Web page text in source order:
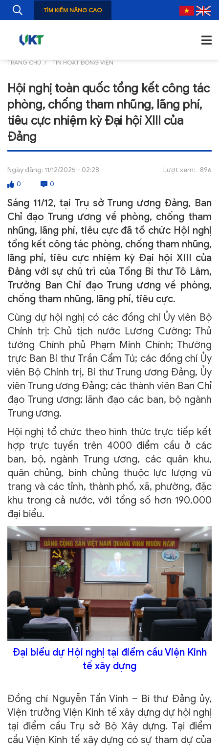
GIỚI THIỆU
TIN TỨC
NGHIÊN CỨU
TƯ VẤN
THÔNG TIN CÔNG BỐ
TRA CỨU VĂN BẢN
TRAO ĐỔI
TÌM KIẾM NÂNG CAO
TRANG CHỦ TIN HOẠT ĐỘNG VIỆN
Hội nghị toàn quốc tổng kết công tác
phòng, chống tham nhũng, lãng phí,
tiêu cực nhiệm kỳ Đại hội XIII của
Đảng
Ngày đăng: 11/12/2025 - 02:28 Lượt xem:
896
0
0
Sáng 11/12, tại Trụ sở Trung ương Đảng, Ban
Chỉ đạo Trung ương về phòng, chống tham
nhũng, lãng phí, tiêu cực đã tổ chức Hội nghị
tổng kết công tác phòng, chống tham nhũng,
lãng phí, tiêu cực nhiệm kỳ Đại hội XIII của
Đảng với sự chủ trì của Tổng Bí thư Tô Lâm,
Trưởng Ban Chỉ đạo Trung ương về phòng,
chống tham nhũng, lãng phí, tiêu cực.
Cùng dự hội nghị có các đồng chí Ủy viên Bộ
Chính trị: Chủ tịch nước Lương Cường; Thủ
tướng Chính phủ Phạm Minh Chính; Thường
trực Ban Bí thư Trần Cẩm Tú; các đồng chí Ủy
viên Bộ Chính trị, Bí thư Trung ương Đảng, Ủy
viên Trung ương Đảng; các thành viên Ban Chỉ
đạo Trung ương; lãnh đạo các ban, bộ ngành
Trung ương.
Hội nghị tổ chức theo hình thức trực tiếp kết
hợp trực tuyến trên 4000 điểm cầu ở các
ban, bộ, ngành Trung ương, các quân khu,
quân chủng, binh chủng thuộc lực lượng vũ
trang và các tỉnh, thành phố, xã, phường, đặc
khu trong cả nước, với tổng số hơn 190.000
đại biểu.
Đại biểu dự Hội nghị tại điểm cầu Viện Kinh
tế xây dựng
Đồng chí Nguyễn Tấn Vinh – Bí thư Đảng ủy,
Viện trưởng Viện Kinh tế xây dựng dự hội nghị
tại điểm cầu Trụ sở Bộ Xây dựng. Tại điểm
cầu Viện Kinh tế xây dựng có sự tham dự của